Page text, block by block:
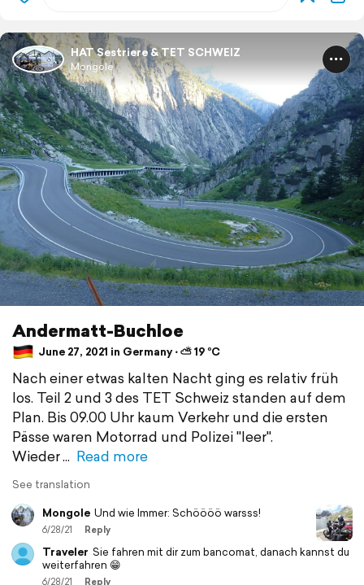
HAT Sestriere & TET SCHWEIZ
Mongole
Andermatt-Buchloe
June 27, 2021 in Germany ⋅ ⛅ 19 °C
Nach einer etwas kalten Nacht ging es relativ früh
los. Teil 2 und 3 des TET Schweiz standen auf dem
Plan. Bis 09.00 Uhr kaum Verkehr und die ersten
Pässe waren Motorrad und Polizei "leer".
Wieder
Read more
See translation
Mongole Und wie Immer: Schöööö warsss!
6/28/21 Reply
Traveler Sie fahren mit dir zum bancomat, danach kannst du
weiterfahren 😁
6/28/21 Reply